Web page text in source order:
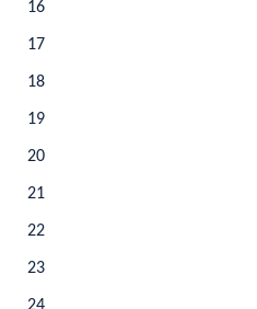
16
17
18
19
20
21
22
23